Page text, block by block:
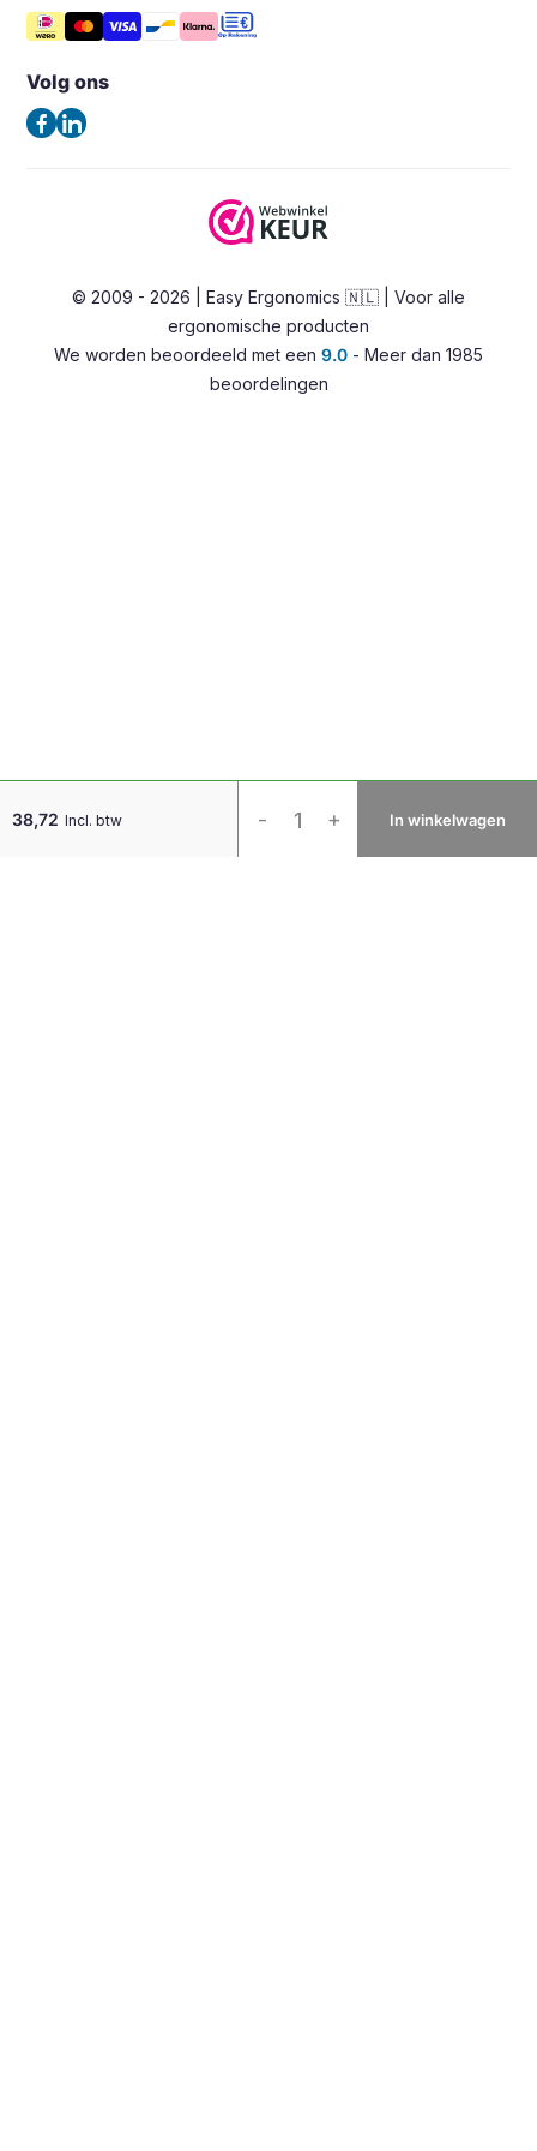
38,72 Incl. btw
Compact
- + In winkelwagen
Veelgestelde vragen – FAQ
Algemene voorwaarden
Privacybeleid
Vergelijk producten
Steunen
Verlichting
Ergonomische bureaustoelen
Zit-sta bureaus
Noord Brabantlaan 303
Nederland
(Geen bezoekadres)
info@easy-ergonomics.nl
Volg ons
© 2009 - 2026 | Easy Ergonomics 🇳🇱 | Voor alle
ergonomische producten
We worden beoordeeld met een 9.0 - Meer dan 1985
beoordelingen